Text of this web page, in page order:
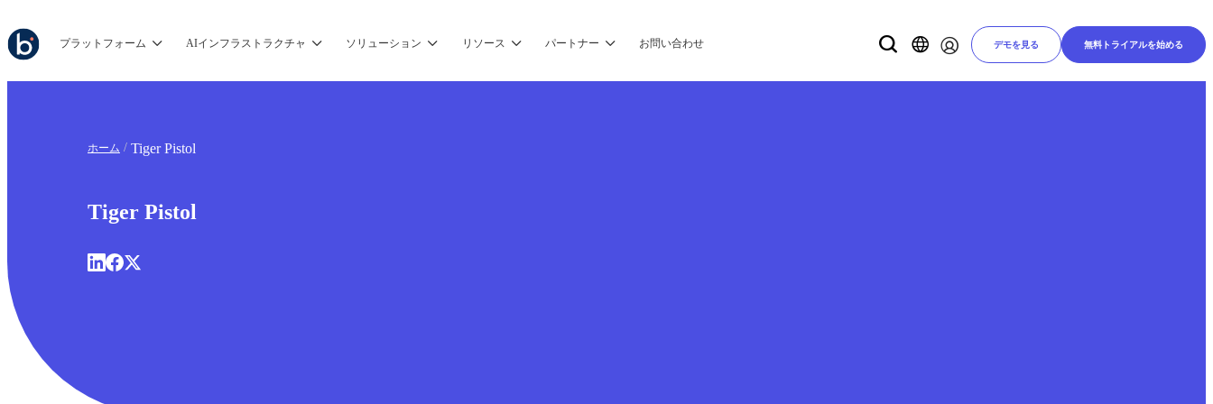
プラットフォーム AIインフラストラクチャ ソリューション リソース パートナー お問い合わせ デモを見る 無料トライアルを始める
ホーム Tiger Pistol
Tiger Pistol